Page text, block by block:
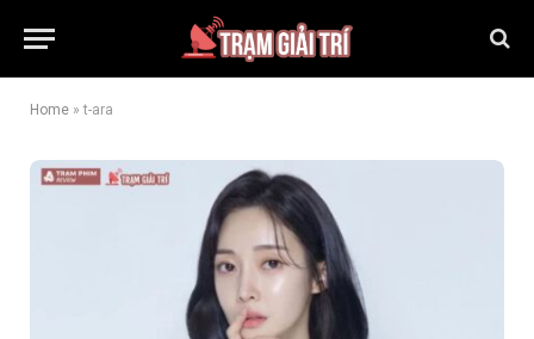
Home »t-ara